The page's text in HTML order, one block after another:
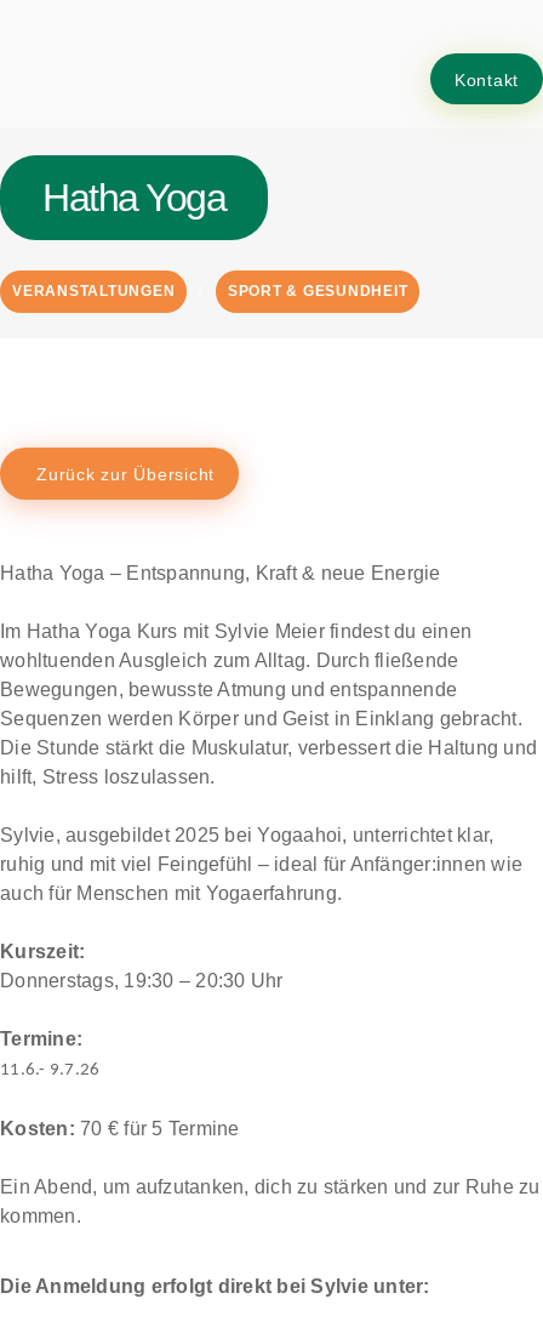
Kontakt
Hatha Yoga
VERANSTALTUNGEN SPORT & GESUNDHEIT
Zurück zur Übersicht
Hatha Yoga – Entspannung, Kraft & neue Energie
Im Hatha Yoga Kurs mit Sylvie Meier findest du einen
wohltuenden Ausgleich zum Alltag. Durch fließende
Bewegungen, bewusste Atmung und entspannende
Sequenzen werden Körper und Geist in Einklang gebracht.
Die Stunde stärkt die Muskulatur, verbessert die Haltung und
hilft, Stress loszulassen.
Sylvie, ausgebildet 2025 bei Yogaahoi, unterrichtet klar,
ruhig und mit viel Feingefühl – ideal für Anfänger:innen wie
auch für Menschen mit Yogaerfahrung.
Kurszeit:
Donnerstags, 19:30 – 20:30 Uhr
Termine:
11.6.- 9.7.26
Kosten: 70 € für 5 Termine
Ein Abend, um aufzutanken, dich zu stärken und zur Ruhe zu
kommen.
Die Anmeldung erfolgt direkt bei Sylvie unter: